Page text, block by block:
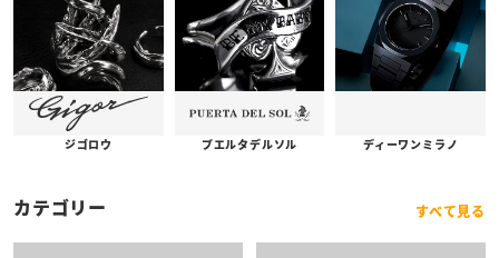
ジゴロウ プエルタデルソル ディーワンミラノ
カテゴリー すべて見る